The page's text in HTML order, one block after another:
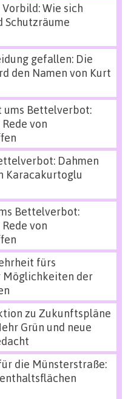
Wie sich
Schutzräume
gefallen: Die
den Namen von Kurt
ums Bettelverbot:
von
Dahmen
Karacakurtoglu
Bettelverbot:
von
fürs
der
zu Zukunftspläne
Grün und neue
die Münsterstraße: